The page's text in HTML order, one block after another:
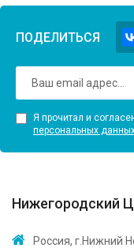
ПОДЕЛИТЬСЯ
Я прочитал и
персональных
Нижегородский
Россия, г.Нижний